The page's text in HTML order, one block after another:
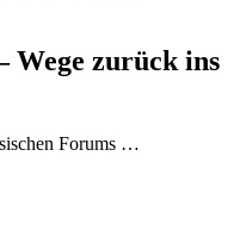
Wege zurück ins
Forums …